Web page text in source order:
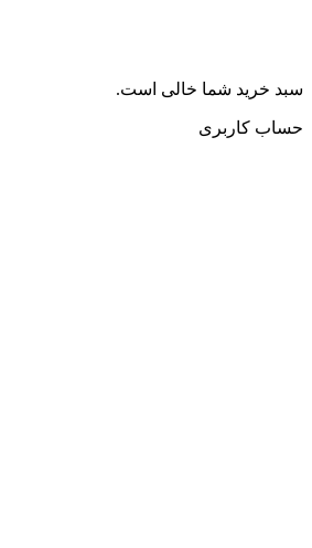
سبد خرید شما خالی است.
حساب کاربری